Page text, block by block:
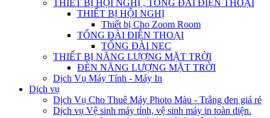
THIẾT BỊ HỘI NGHỊ , TỔNG ĐÀI ĐIỆN THOẠI
THIẾT BỊ HỘI NGHỊ
Thiết bị Cho Zoom Room
TỔNG ĐÀI ĐIỆN THOẠI
TỔNG ĐÀI NEC
THIẾT BỊ NĂNG LƯỢNG MẶT TRỜI
ĐÈN NĂNG LƯỢNG MẶT TRỜI
Dịch Vụ Máy Tính - Máy In
Dịch vụ
Dịch Vụ Cho Thuê Máy Photo Màu - Trắng đen giá rẻ
Dịch vụ Vệ sinh máy tính, vệ sinh máy in toàn diện.